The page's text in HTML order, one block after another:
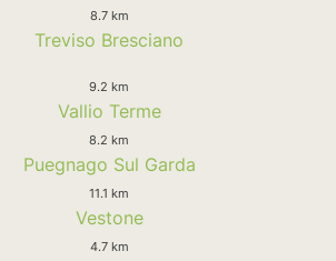
8.7 km
Treviso Bresciano
9.2 km
Vallio Terme
8.2 km
Puegnago Sul Garda
11.1 km
Vestone
4.7 km